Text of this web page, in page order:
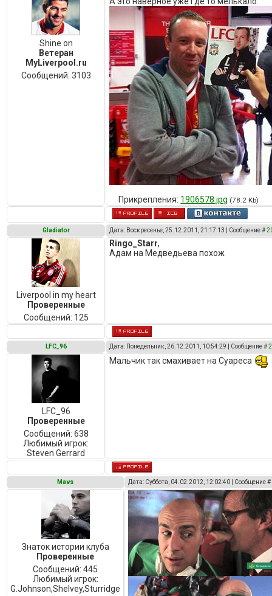
Shine on
Ветеран
MyLiverpool.ru
Сообщений: 3103
Прикрепления: 1906578.jpg (78.2 Kb)
Gladiator Дата: Воскресенье, 25.12.2011, 21:17:13 | Сообщение #
Liverpool in my heart
Проверенные
Сообщений: 125
Ringo_Starr,
Адам на Медведьева похож
LFC_96 Дата: Понедельник, 26.12.2011, 10:54:29 | Сообщение #
LFC_96
Проверенные
Сообщений: 638
Любимый игрок:
Steven Gerrard
Мальчик так смахивает на Суареса
Mavs Дата: Суббота, 04.02.2012, 12:02:40 | Сообщение #
Знаток истории клуба
Проверенные
Сообщений:445
Любимый игрок:
G.Johnson,Shelvey,Sturridge